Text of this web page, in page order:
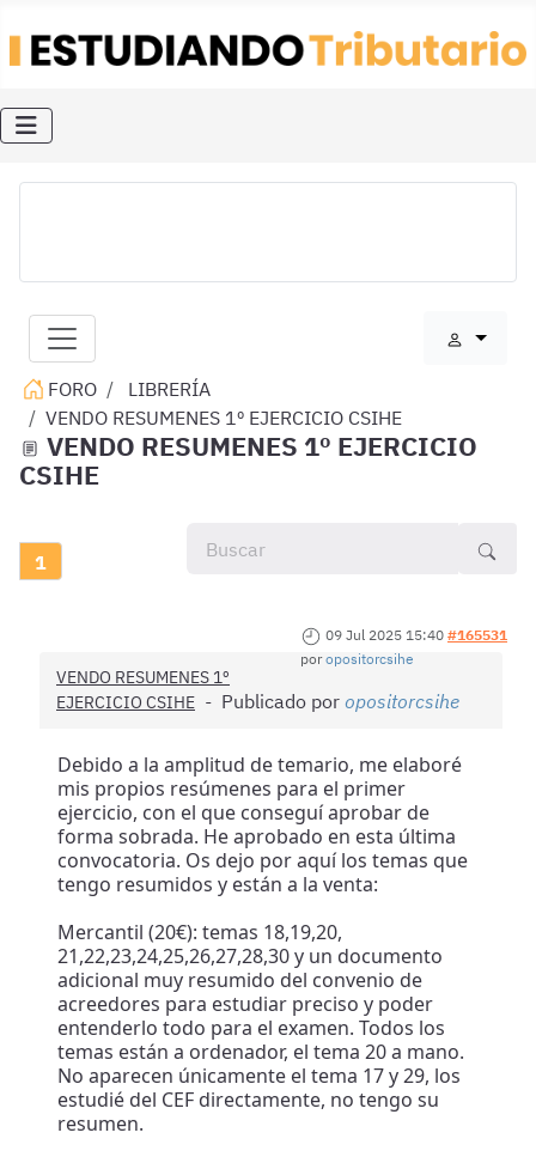
FORO
LIBRERÍA
VENDO RESUMENES 1º EJERCICIO CSIHE
VENDO RESUMENES 1º EJERCICIO
CSIHE
1
09 Jul 2025 15:40 #165531
poropositorcsihe
VENDO RESUMENES 1º
EJERCICIO CSIHE
Publicado por opositorcsihe
Debido a la amplitud de temario, me elaboré
mis propios resúmenes para el primer
ejercicio, con el que conseguí aprobar de
forma sobrada. He aprobado en esta última
convocatoria. Os dejo por aquí los temas que
tengo resumidos y están a la venta:
Mercantil (20€): temas 18,19,20,
21,22,23,24,25,26,27,28,30 y un documento
adicional muy resumido del convenio de
acreedores para estudiar preciso y poder
entenderlo todo para el examen. Todos los
temas están a ordenador, el tema 20 a mano.
No aparecen únicamente el tema 17 y 29, los
estudié del CEF directamente, no tengo su
resumen.